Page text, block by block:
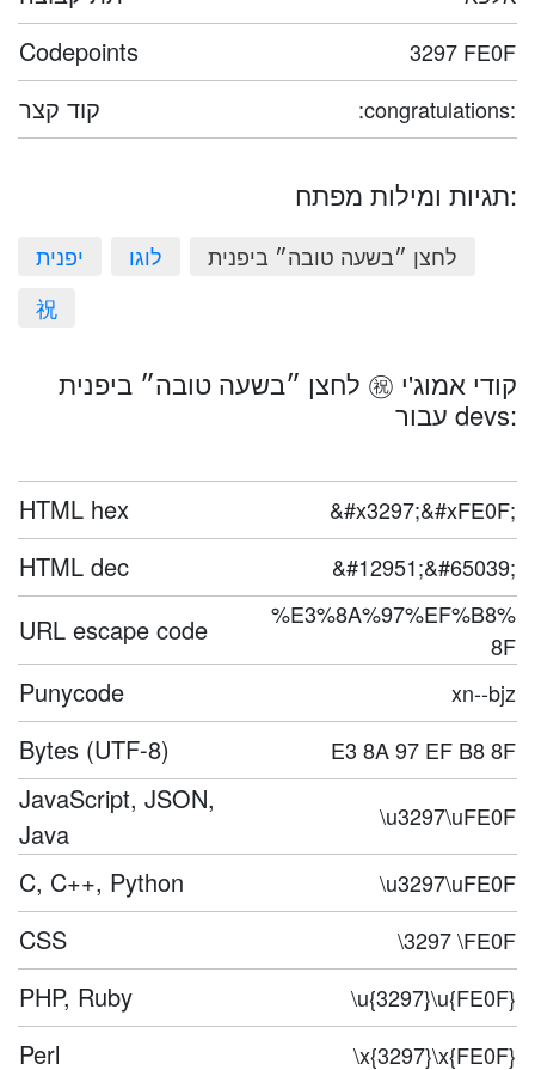
Codepoints 3297 FE0F
קוד קצר :congratulations:
תגיות ומילות מפתח:
יפנית לוגו
לחצן ״בשעה טובה״ ביפנית
祝
לחצן ״בשעה טובה״ ביפנית ㊗️ קודי אמוג'י
עבור devs:
HTML hex &#x3297;&#xFE0F;
HTML dec &#12951;&#65039;
URL escape code
%E3%8A%97%EF%B8%
8F
Punycode xn--bjz
Bytes (UTF-8) E3 8A 97 EF B8 8F
JavaScript, JSON,
Java
\u3297\uFE0F
C, C++, Python \u3297\uFE0F
CSS \3297 \FE0F
PHP, Ruby \u{3297}\u{FE0F}
Perl \x{3297}\x{FE0F}